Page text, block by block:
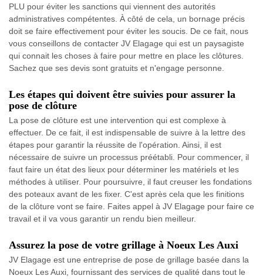
PLU pour éviter les sanctions qui viennent des autorités
administratives compétentes. À côté de cela, un bornage précis
doit se faire effectivement pour éviter les soucis. De ce fait, nous
vous conseillons de contacter JV Elagage qui est un paysagiste
qui connait les choses à faire pour mettre en place les clôtures.
Sachez que ses devis sont gratuits et n'engage personne.
Les étapes qui doivent être suivies pour assurer la
pose de clôture
La pose de clôture est une intervention qui est complexe à
effectuer. De ce fait, il est indispensable de suivre à la lettre des
étapes pour garantir la réussite de l'opération. Ainsi, il est
nécessaire de suivre un processus préétabli. Pour commencer, il
faut faire un état des lieux pour déterminer les matériels et les
méthodes à utiliser. Pour poursuivre, il faut creuser les fondations
des poteaux avant de les fixer. C'est après cela que les finitions
de la clôture vont se faire. Faites appel à JV Elagage pour faire ce
travail et il va vous garantir un rendu bien meilleur.
Assurez la pose de votre grillage à Noeux Les Auxi
JV Elagage est une entreprise de pose de grillage basée dans la
Noeux Les Auxi, fournissant des services de qualité dans tout le